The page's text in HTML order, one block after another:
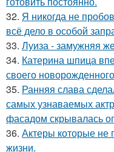
32. Я никогда не
всё дело в особой
33. Луиза - замужняя
34. Катерина шпица
своего
35. Ранняя слава
самых узнаваемых
фасадом скрывалась
36. Актеры которые не
жизни.